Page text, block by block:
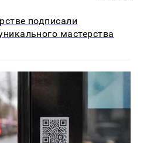
подписали
мастерства